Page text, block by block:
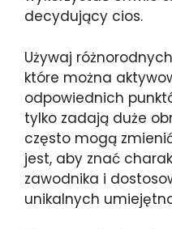
decydujący cios.
Używaj
które można
odpowiednich
tylko zadają duże
często mogą
jest, aby znać
zawodnika i
unikalnych